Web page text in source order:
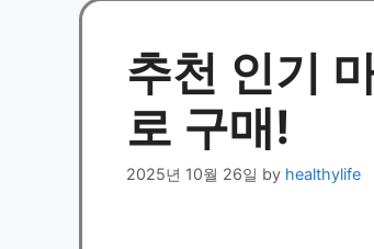
추천 인기
로 구매!
2025년 10월 26일 by healthylife